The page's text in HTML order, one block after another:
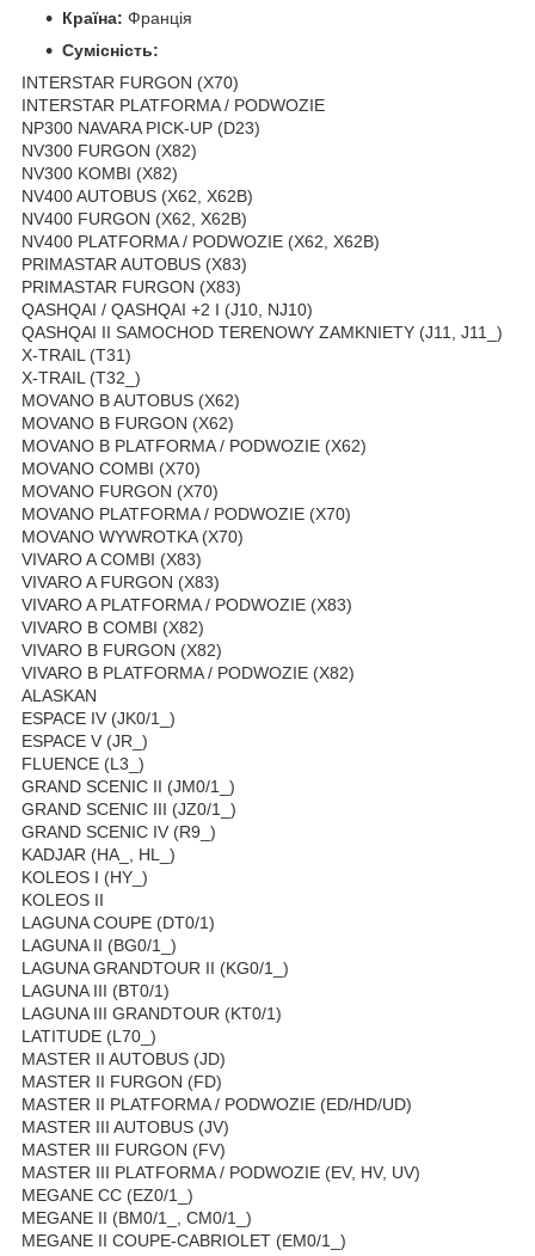
Країна: Франція
Сумісність:
INTERSTAR FURGON (X70)
INTERSTAR PLATFORMA / PODWOZIE
NP300 NAVARA PICK-UP (D23)
NV300 FURGON (X82)
NV300 KOMBI (X82)
NV400 AUTOBUS (X62, X62B)
NV400 FURGON (X62, X62B)
NV400 PLATFORMA / PODWOZIE (X62, X62B)
PRIMASTAR AUTOBUS (X83)
PRIMASTAR FURGON (X83)
QASHQAI / QASHQAI +2 I (J10, NJ10)
QASHQAI II SAMOCHOD TERENOWY ZAMKNIETY (J11, J11_)
X-TRAIL (T31)
X-TRAIL (T32_)
MOVANO B AUTOBUS (X62)
MOVANO B FURGON (X62)
MOVANO B PLATFORMA / PODWOZIE (X62)
MOVANO COMBI (X70)
MOVANO FURGON (X70)
MOVANO PLATFORMA / PODWOZIE (X70)
MOVANO WYWROTKA (X70)
VIVARO A COMBI (X83)
VIVARO A FURGON (X83)
VIVARO A PLATFORMA / PODWOZIE (X83)
VIVARO B COMBI (X82)
VIVARO B FURGON (X82)
VIVARO B PLATFORMA / PODWOZIE (X82)
ALASKAN
ESPACE IV (JK0/1_)
ESPACE V (JR_)
FLUENCE (L3_)
GRAND SCENIC II (JM0/1_)
GRAND SCENIC III (JZ0/1_)
GRAND SCENIC IV (R9_)
KADJAR (HA_, HL_)
KOLEOS I (HY_)
KOLEOS II
LAGUNA COUPE (DT0/1)
LAGUNA II (BG0/1_)
LAGUNA GRANDTOUR II (KG0/1_)
LAGUNA III (BT0/1)
LAGUNA III GRANDTOUR (KT0/1)
LATITUDE (L70_)
MASTER II AUTOBUS (JD)
MASTER II FURGON (FD)
MASTER II PLATFORMA / PODWOZIE (ED/HD/UD)
MASTER III AUTOBUS (JV)
MASTER III FURGON (FV)
MASTER III PLATFORMA / PODWOZIE (EV, HV, UV)
MEGANE CC (EZ0/1_)
MEGANE II (BM0/1_, CM0/1_)
MEGANE II COUPE-CABRIOLET (EM0/1_)